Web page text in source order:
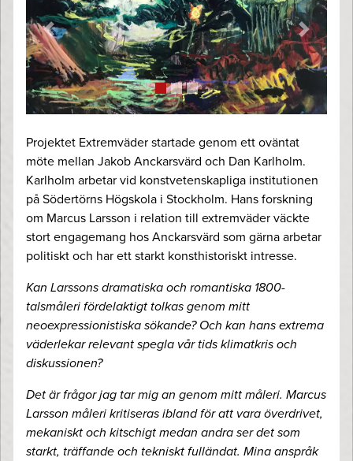
Previous Next
Projektet Extremväder startade genom ett oväntat
möte mellan Jakob Anckarsvärd och Dan Karlholm.
Karlholm arbetar vid konstvetenskapliga institutionen
på Södertörns Högskola i Stockholm. Hans forskning
om Marcus Larsson i relation till extremväder väckte
stort engagemang hos Anckarsvärd som gärna arbetar
politiskt och har ett starkt konsthistoriskt intresse.
Kan Larssons dramatiska och romantiska 1800-
talsmåleri fördelaktigt tolkas genom mitt
neoexpressionistiska sökande? Och kan hans extrema
väderlekar relevant spegla vår tids klimatkris och
diskussionen?
Det är frågor jag tar mig an genom mitt måleri. Marcus
Larsson måleri kritiseras ibland för att vara överdrivet,
mekaniskt och kitschigt medan andra ser det som
starkt, träffande och tekniskt fulländat. Mina anspråk